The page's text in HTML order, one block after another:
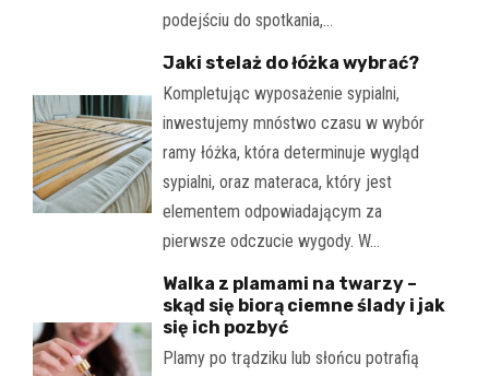
podejściu do spotkania,…
Jaki stelaż do łóżka wybrać?
Kompletując wyposażenie sypialni,
inwestujemy mnóstwo czasu w wybór
ramy łóżka, która determinuje wygląd
sypialni, oraz materaca, który jest
elementem odpowiadającym za
pierwsze odczucie wygody. W…
Walka z plamami na twarzy –
skąd się biorą ciemne ślady i jak
się ich pozbyć
Plamy po trądziku lub słońcu potrafią